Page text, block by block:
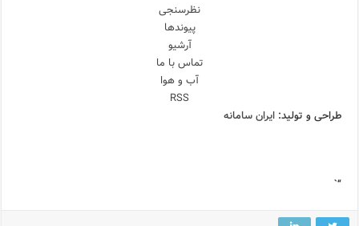
نظرسنجی
پیوندها
آرشیو
تماس با ما
آب و هوا
RSS
طراحی و تولید:ایران سامانه
“`